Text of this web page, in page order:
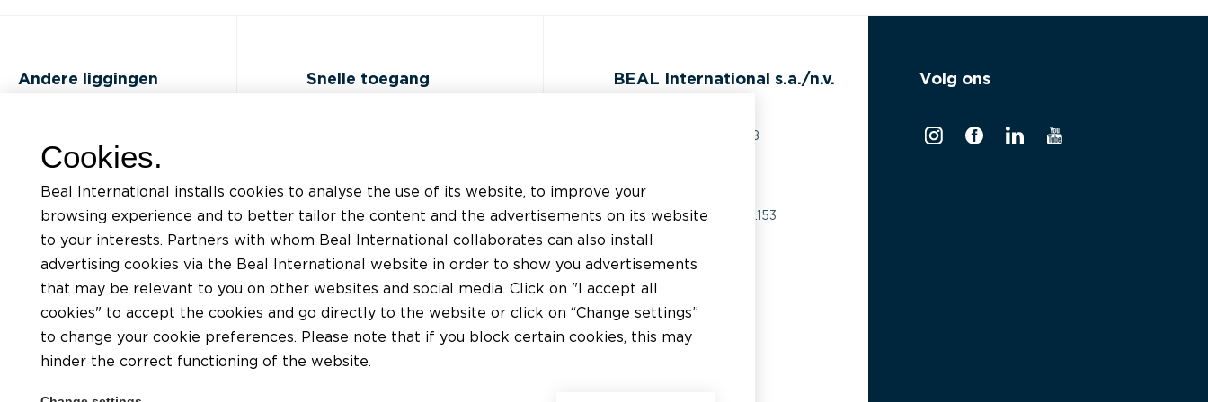
Andere liggingen
Privacybeleid
Gebruiksvoorwaarden van BEAL
Cookies charter
Algemene voorwaarden
Snelle toegang
ondersteuning
Een plaatser vinden
BEAL International s.a./n.v.
Rue du Tronquoy, 8
BTW:BE0414.592.153
info@beal.be
Volg ons
Cookies.
Beal International installs cookies to analyse the use of its website, to improve your
browsing experience and to better tailor the content and the advertisements on its website
to your interests. Partners with whom Beal International collaborates can also install
advertising cookies via the Beal International website in order to show you advertisements
that may be relevant to you on other websites and social media. Click on "I accept all
cookies" to accept the cookies and go directly to the website or click on “Change settings”
to change your cookie preferences. Please note that if you block certain cookies, this may
hinder the correct functioning of the website.